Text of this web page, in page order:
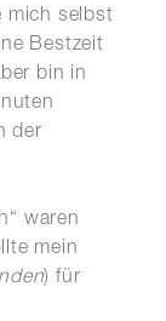
mich selbst
Bestzeit
bin in
der
waren
mein
) für